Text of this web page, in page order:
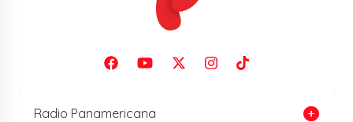
Radio Panamericana